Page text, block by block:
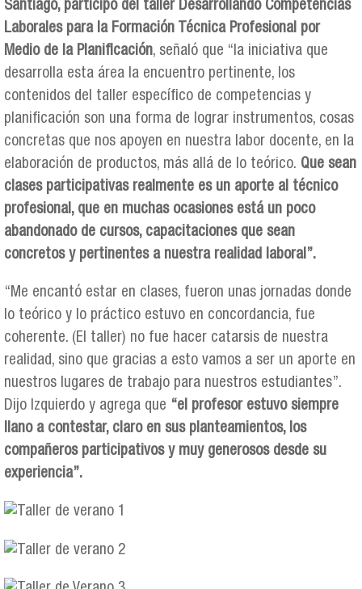
Santiago, participó del taller Desarrollando Competencias
Laborales para la Formación Técnica Profesional por
Medio de la Planificación, señaló que “la iniciativa que
desarrolla esta área la encuentro pertinente, los
contenidos del taller específico de competencias y
planificación son una forma de lograr instrumentos, cosas
concretas que nos apoyen en nuestra labor docente, en la
elaboración de productos, más allá de lo teórico. Que sean
clases participativas realmente es un aporte al técnico
profesional, que en muchas ocasiones está un poco
abandonado de cursos, capacitaciones que sean
concretos y pertinentes a nuestra realidad laboral”.
“Me encantó estar en clases, fueron unas jornadas donde
lo teórico y lo práctico estuvo en concordancia, fue
coherente. (El taller) no fue hacer catarsis de nuestra
realidad, sino que gracias a esto vamos a ser un aporte en
nuestros lugares de trabajo para nuestros estudiantes”.
Dijo Izquierdo y agrega que “el profesor estuvo siempre
llano a contestar, claro en sus planteamientos, los
compañeros participativos y muy generosos desde su
experiencia”.